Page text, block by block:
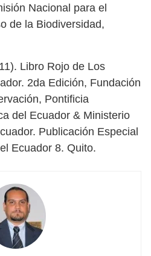
Nacional para el
de la Biodiversidad,
Libro Rojo de Los
2da Edición, Fundación
Pontificia
del Ecuador & Ministerio
Publicación Especial
Ecuador 8. Quito.